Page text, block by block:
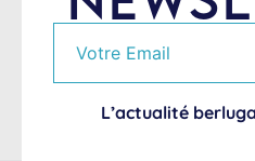
L’actualité